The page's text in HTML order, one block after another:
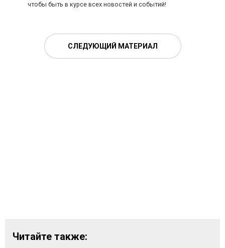
чтобы быть в курсе всех новостей и событий!
СЛЕДУЮЩИЙ МАТЕРИАЛ
Читайте также: